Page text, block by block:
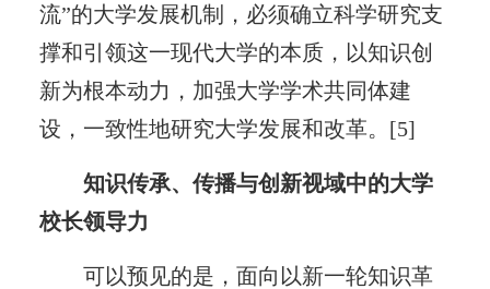
流”的大学发展机制，必须确立科学研究支
撑和引领这一现代大学的本质，以知识创
新为根本动力，加强大学学术共同体建
设，一致性地研究大学发展和改革。[5]
知识传承、传播与创新视域中的大学
校长领导力
可以预见的是，面向以新一轮知识革